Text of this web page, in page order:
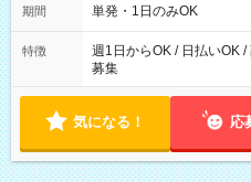
可能です！ ※1日あたりの最大実働時間は日勤、夜勤共に勤務し
期間 単発・1日のみOK
特徴
週1日からOK / 日払いOK
募集
気になる！ 応